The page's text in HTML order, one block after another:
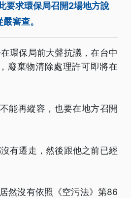
要求環保局召開2場地方說
審查。
環保局前大聲抗議，在台中
廢棄物清除處理許可即將在
能再縱容，也要在地方召開
有遷走，然後跟他之前已經
然沒有依照《空污法》第86